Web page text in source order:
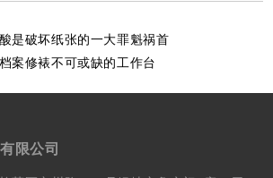
是破坏纸张的一大罪魁祸首
案修裱不可或缺的工作台
限公司